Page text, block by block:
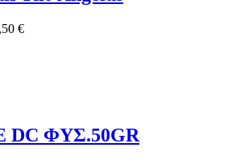
€
DC ΦΥΣ.50GR